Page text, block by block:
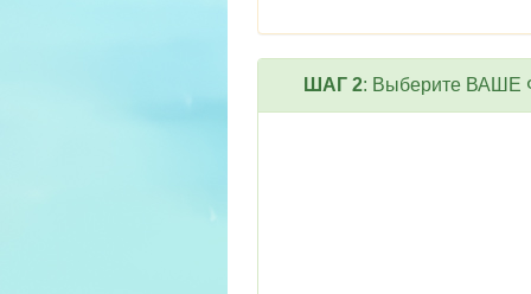
ШАГ 2: Выберите ВАШЕ